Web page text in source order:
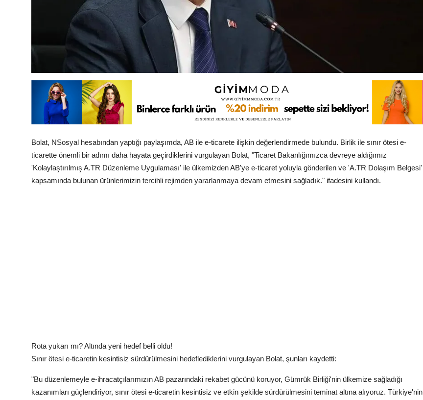
Bolat, NSosyal hesabından yaptığı paylaşımda, AB ile e-ticarete ilişkin değerlendirmede bulundu. Birlik ile sınır ötesi e-
ticarette önemli bir adımı daha hayata geçirdiklerini vurgulayan Bolat, "Ticaret Bakanlığımızca devreye aldığımız
'Kolaylaştırılmış A.TR Düzenleme Uygulaması' ile ülkemizden AB'ye e-ticaret yoluyla gönderilen ve 'A.TR Dolaşım Belgesi'
kapsamında bulunan ürünlerimizin tercihli rejimden yararlanmaya devam etmesini sağladık." ifadesini kullandı.
Rota yukarı mı? Altında yeni hedef belli oldu!
Sınır ötesi e-ticaretin kesintisiz sürdürülmesini hedeflediklerini vurgulayan Bolat, şunları kaydetti:
"Bu düzenlemeyle e-ihracatçılarımızın AB pazarındaki rekabet gücünü koruyor, Gümrük Birliği'nin ülkemize sağladığı
kazanımları güçlendiriyor, sınır ötesi e-ticaretin kesintisiz ve etkin şekilde sürdürülmesini teminat altına alıyoruz. Türkiye'nin